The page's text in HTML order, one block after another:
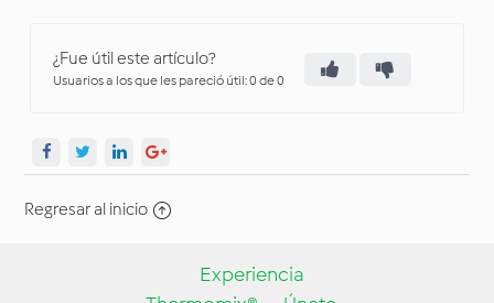
¿Fue útil este artículo?
Usuarios a los que les pareció útil: 0 de 0
Regresar al inicio
Experiencia